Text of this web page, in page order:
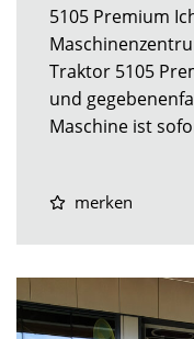
5105 Premium
Traktor 5105
und
Maschine ist
merken